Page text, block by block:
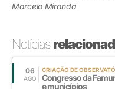
Marcelo Miranda
Notícias
06
AGO
CRIAÇÃO DE
Congresso da
e municípios